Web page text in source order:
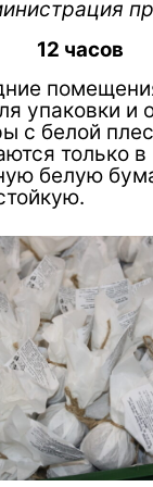
12 часов
упаковки и
с белой
только в
белую